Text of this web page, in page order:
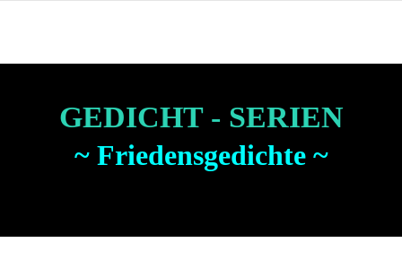
GEDICHT - SERIEN
~ Friedensgedichte ~